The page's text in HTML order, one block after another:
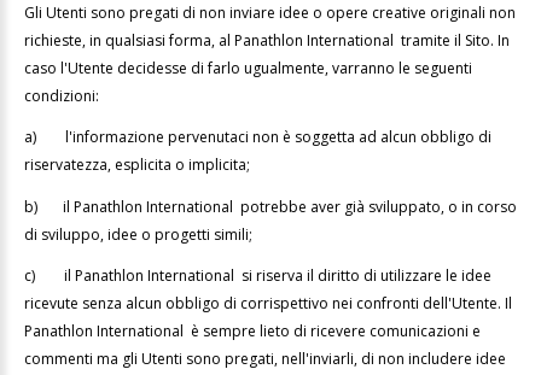
Gli Utenti sono pregati di non inviare idee o opere creative originali non
richieste, in qualsiasi forma, al Panathlon International tramite il Sito. In
caso l'Utente decidesse di farlo ugualmente, varranno le seguenti
condizioni:
a) l'informazione pervenutaci non è soggetta ad alcun obbligo di
riservatezza, esplicita o implicita;
b) il Panathlon International potrebbe aver già sviluppato, o in corso
di sviluppo, idee o progetti simili;
c) il Panathlon International si riserva il diritto di utilizzare le idee
ricevute senza alcun obbligo di corrispettivo nei confronti dell'Utente. Il
Panathlon International è sempre lieto di ricevere comunicazioni e
commenti ma gli Utenti sono pregati, nell'inviarli, di non includere idee